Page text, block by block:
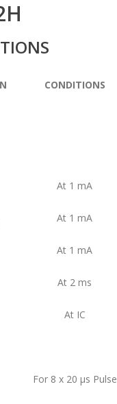
CONDITIONS
At 1 mA
At 1 mA
At 1 mA
At 2 ms
At IC
For 8 x 20 μs Pulse